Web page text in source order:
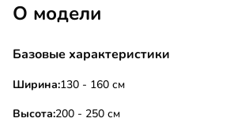
О модели
Базовые характеристики
Ширина:130 - 160 см
Высота:200 - 250 см